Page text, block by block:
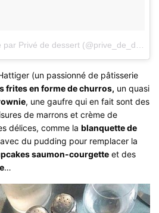
(un passionné de pâtisserie
frites en forme de churros, un quasi
, une gaufre qui en fait sont des
de marrons et crème de
délices, comme lablanquette de
du pudding pour remplacer la
saumon-courgette et des
…